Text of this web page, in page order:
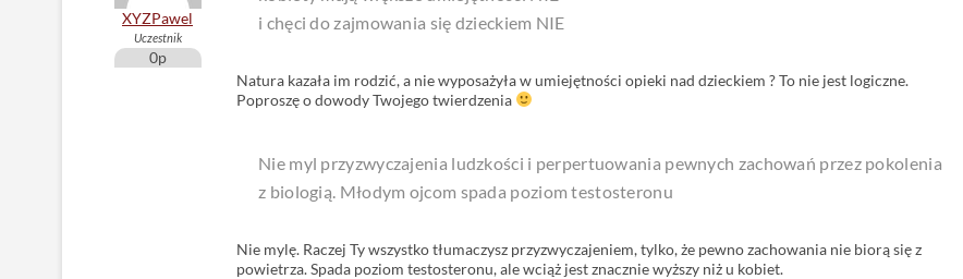
XYZPawel
Uczestnik
0p
i chęci do zajmowania się dzieckiem NIE
Natura kazała im rodzić, a nie wyposażyła w umiejętności opieki nad dzieckiem ? To nie jest logiczne.
Poproszę o dowody Twojego twierdzenia
Nie myl przyzwyczajenia ludzkości i perpertuowania pewnych zachowań przez pokolenia
z biologią. Młodym ojcom spada poziom testosteronu
Nie mylę. Raczej Ty wszystko tłumaczysz przyzwyczajeniem, tylko, że pewno zachowania nie biorą się z
powietrza. Spada poziom testosteronu, ale wciąż jest znacznie wyższy niż u kobiet.